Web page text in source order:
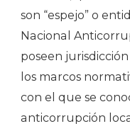
son “espejo” o
Nacional
poseen
los marcos
con el que se
anticorrupción